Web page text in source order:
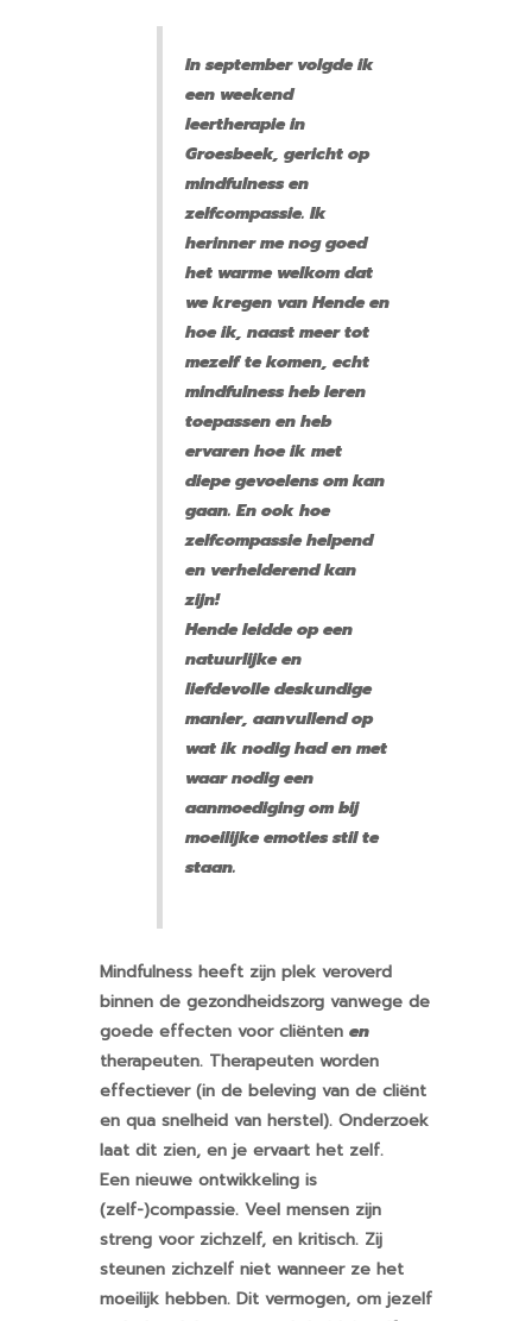
In september volgde ik
een weekend
leertherapie in
Groesbeek, gericht op
mindfulness en
zelfcompassie. Ik
herinner me nog goed
het warme welkom dat
we kregen van Hende en
hoe ik, naast meer tot
mezelf te komen, echt
mindfulness heb leren
toepassen en heb
ervaren hoe ik met
diepe gevoelens om kan
gaan. En ook hoe
zelfcompassie helpend
en verhelderend kan
zijn!
Hende leidde op een
natuurlijke en
liefdevolle deskundige
manier, aanvullend op
wat ik nodig had en met
waar nodig een
aanmoediging om bij
moeilijke emoties stil te
staan.
Mindfulness heeft zijn plek veroverd
binnen de gezondheidszorg vanwege de
goede effecten voor cliënten en
therapeuten. Therapeuten worden
effectiever (in de beleving van de cliënt
en qua snelheid van herstel). Onderzoek
laat dit zien, en je ervaart het zelf.
Een nieuwe ontwikkeling is
(zelf-)compassie. Veel mensen zijn
streng voor zichzelf, en kritisch. Zij
steunen zichzelf niet wanneer ze het
moeilijk hebben. Dit vermogen, om jezelf